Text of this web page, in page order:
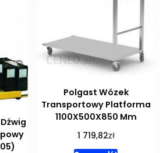
Polgast Wózek
Transportowy Platforma
1100X500X850 Mm
1 719,82zł